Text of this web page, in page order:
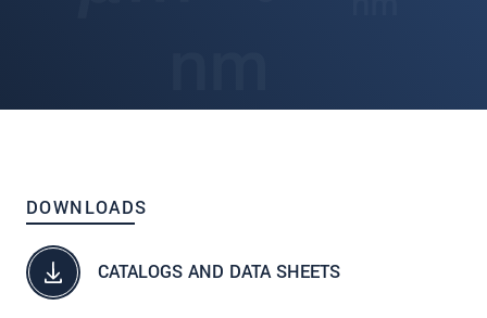
DOWNLOADS
CATALOGS AND DATA SHEETS